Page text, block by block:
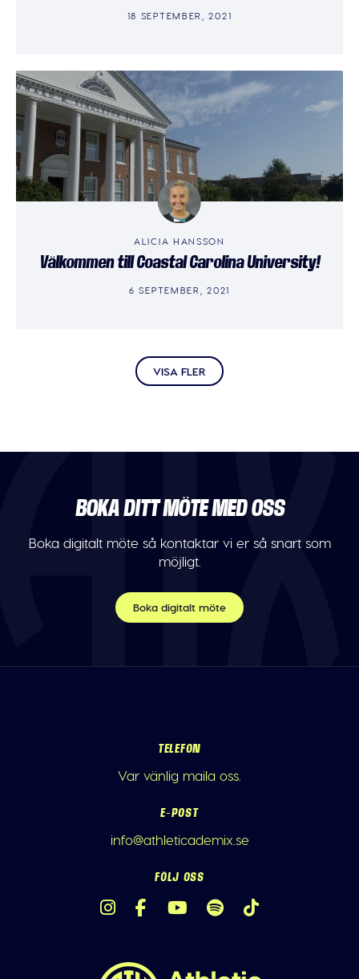
18 SEPTEMBER, 2021
ALICIA HANSSON
Välkommen till Coastal Carolina University!
6 SEPTEMBER, 2021
VISA FLER
BOKA DITT MÖTE MED OSS
Boka digitalt möte så kontaktar vi er så snart som
möjligt.
Boka digitalt möte
TELEFON
Var vänlig maila oss.
E-POST
info@athleticademix.se
FÖLJ OSS